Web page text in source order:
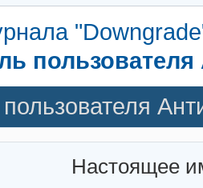
пользователя
Настоящее